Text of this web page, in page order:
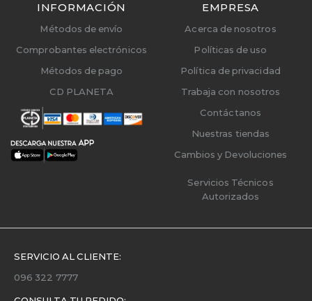
INFORMACIÓN
Métodos de envío
Comprobantes electrónicos
Métodos de pago
CD PLANETA
EMPRESA
Acerca de nosotros
Políticas de uso
Política de privacidad
Trabaja con nosotros
Contáctanos
Nuestras tiendas
Cambios y Devoluciones
Servicios Técnicos
Autorizados
SERVICIO AL CLIENTE:
096 322 7777